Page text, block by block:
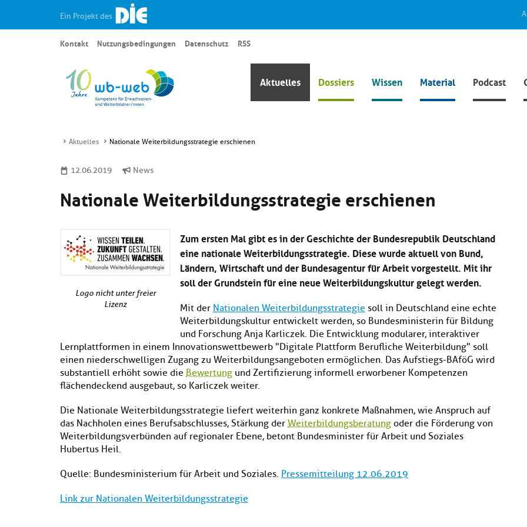
Ein Projekt des
Aktuelles Dossiers Wissen Material Podcast
Kontakt Nutzungsbedingungen Datenschutz RSS
Aktuelles Nationale Weiterbildungsstrategie erschienen
12.06.2019 News
Nationale Weiterbildungsstrategie erschienen
Logo nicht unter freier
Lizenz
Zum ersten Mal gibt es in der Geschichte der Bundesrepublik Deutschland
eine nationale Weiterbildungsstrategie. Diese wurde aktuell von Bund,
Ländern, Wirtschaft und der Bundesagentur für Arbeit vorgestellt. Mit ihr
soll der Grundstein für eine neue Weiterbildungskultur gelegt werden.
Mit der Nationalen Weiterbildungsstrategie soll in Deutschland eine echte
Weiterbildungskultur entwickelt werden, so Bundesministerin für Bildung
und Forschung Anja Karliczek. Die Entwicklung modularer, interaktiver
Lernplattformen in einem Innovationswettbewerb "Digitale Plattform Berufliche Weiterbildung" soll
einen niederschwelligen Zugang zu Weiterbildungsangeboten ermöglichen. Das Aufstiegs-BAföG wird
substantiell erhöht sowie die Bewertung und Zertifizierung informell erworbener Kompetenzen
flächendeckend ausgebaut, so Karliczek weiter.
Die Nationale Weiterbildungsstrategie liefert weiterhin ganz konkrete Maßnahmen, wie Anspruch auf
das Nachholen eines Berufsabschlusses, Stärkung der Weiterbildungsberatung oder die Förderung von
Weiterbildungsverbünden auf regionaler Ebene, betont Bundesminister für Arbeit und Soziales
Hubertus Heil.
Quelle: Bundesministerium für Arbeit und Soziales. Pressemitteilung 12.06.2019
Link zur Nationalen Weiterbildungsstrategie